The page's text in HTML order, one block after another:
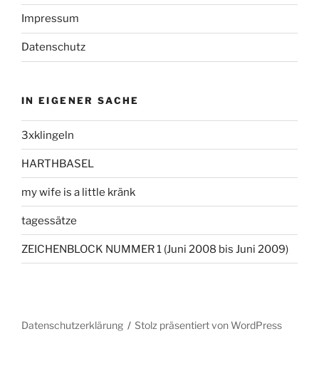
Impressum
Datenschutz
IN EIGENER SACHE
3xklingeln
HARTHBASEL
my wife is a little kränk
tagessätze
ZEICHENBLOCK NUMMER 1 (Juni 2008 bis Juni 2009)
Datenschutzerklärung Stolz präsentiert von WordPress